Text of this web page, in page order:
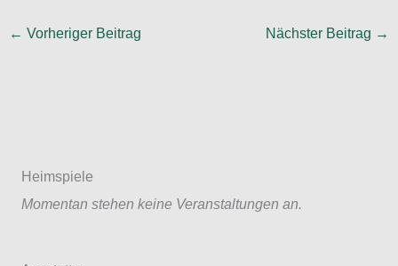
← Vorheriger Beitrag Nächster Beitrag →
Heimspiele
Momentan stehen keine Veranstaltungen an.